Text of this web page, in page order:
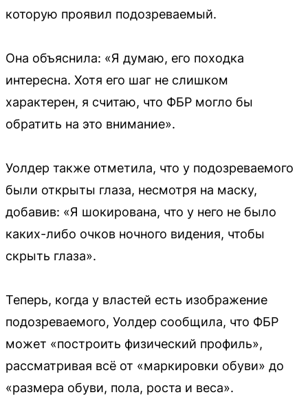
которую проявил подозреваемый.
Она объяснила: «Я думаю, его походка
интересна. Хотя его шаг не слишком
характерен, я считаю, что ФБР могло бы
обратить на это внимание».
Уолдер также отметила, что у подозреваемого
были открыты глаза, несмотря на маску,
добавив: «Я шокирована, что у него не было
каких-либо очков ночного видения, чтобы
скрыть глаза».
Теперь, когда у властей есть изображение
подозреваемого, Уолдер сообщила, что ФБР
может «построить физический профиль»,
рассматривая всё от «маркировки обуви» до
«размера обуви, пола, роста и веса».